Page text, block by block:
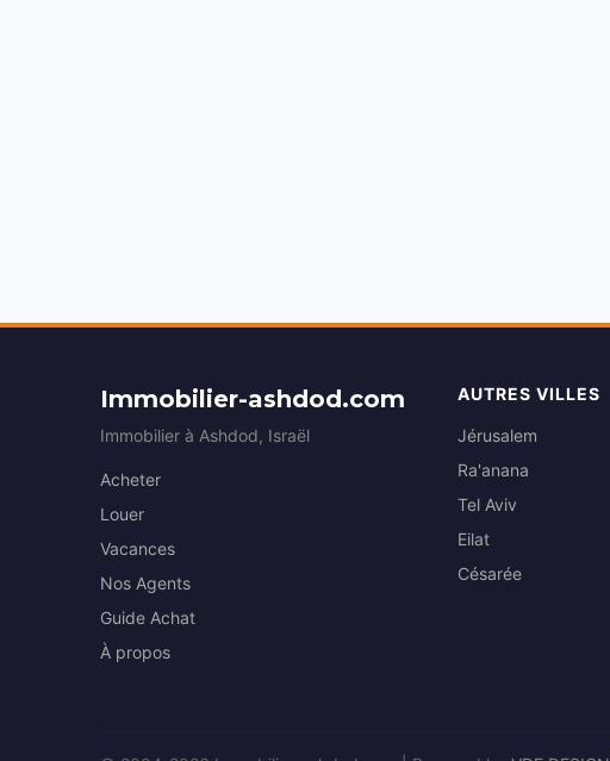
Immobilier-ashdod.com
Immobilier à Ashdod, Israël
Acheter
Louer
Vacances
Nos Agents
Guide Achat
À propos
AUTRES VILLES
Jérusalem
Ra'anana
Tel Aviv
Eilat
Césarée